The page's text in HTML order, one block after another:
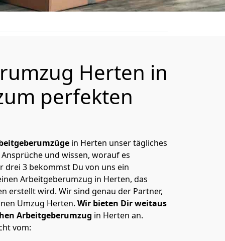
Herten in
perfekten
in Herten unser tägliches
und wissen, worauf es
3 bekommst Du von uns ein
Arbeitgeberumzug in Herten, das
erstellt wird. Wir sind genau der Partner,
Umzug Herten. Wir bieten Dir weitaus
Arbeitgeberumzug in Herten an.
vom: